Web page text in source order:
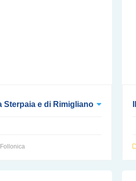
Sterpaia e di Rimigliano
Follonica